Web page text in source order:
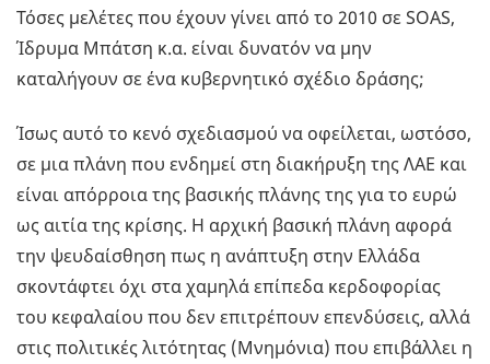
Τόσες μελέτες που έχουν γίνει από το 2010 σε SOAS,
Ίδρυμα Μπάτση κ.α. είναι δυνατόν να μην
καταλήγουν σε ένα κυβερνητικό σχέδιο δράσης;
Ίσως αυτό το κενό σχεδιασμού να οφείλεται, ωστόσο,
σε μια πλάνη που ενδημεί στη διακήρυξη της ΛΑΕ και
είναι απόρροια της βασικής πλάνης της για το ευρώ
ως αιτία της κρίσης. Η αρχική βασική πλάνη αφορά
την ψευδαίσθηση πως η ανάπτυξη στην Ελλάδα
σκοντάφτει όχι στα χαμηλά επίπεδα κερδοφορίας
του κεφαλαίου που δεν επιτρέπουν επενδύσεις, αλλά
στις πολιτικές λιτότητας (Μνημόνια) που επιβάλλει η